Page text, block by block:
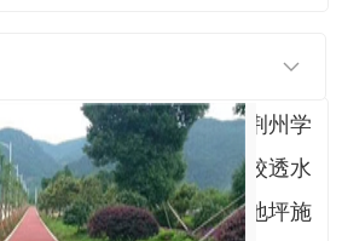
荆州学
校透水
地坪施